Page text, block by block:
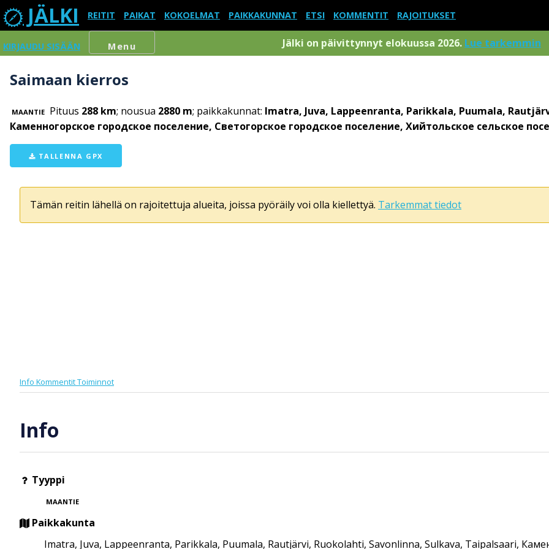
JÄLKI REITIT PAIKAT KOKOELMAT PAIKKAKUNNAT ETSI KOMMENTIT RAJOITUKSET
KIRJAUDU SISÄÄN Menu Jälki on päivittynnyt elokuussa 2026. Lue tarkemmin
Saimaan kierros
MAANTIE Pituus 288 km; nousua 2880 m; paikkakunnat: Imatra, Juva, Lappeenranta, Parikkala, Puumala,
Каменногорское городское поселение, Светогорское городское поселение, Хийтольское сельское
TALLENNA GPX
Tämän reitin lähellä on rajoitettuja alueita, joissa pyöräily voi olla kiellettyä. Tarkemmat tiedot
Info KommentitToiminnot
Info
Tyyppi
MAANTIE
Paikkakunta
Imatra, Juva, Lappeenranta, Parikkala, Puumala, Rautjärvi, Ruokolahti, Savonlinna, Sulkava, Taipalsaari,